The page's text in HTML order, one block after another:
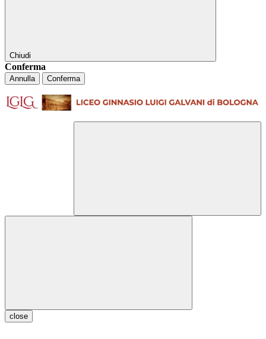
Chiudi
Conferma
Annulla Conferma
close